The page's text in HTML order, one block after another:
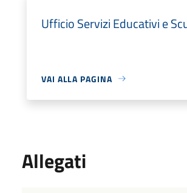
Ufficio Servizi Educativi e
VAI ALLA PAGINA
Allegati